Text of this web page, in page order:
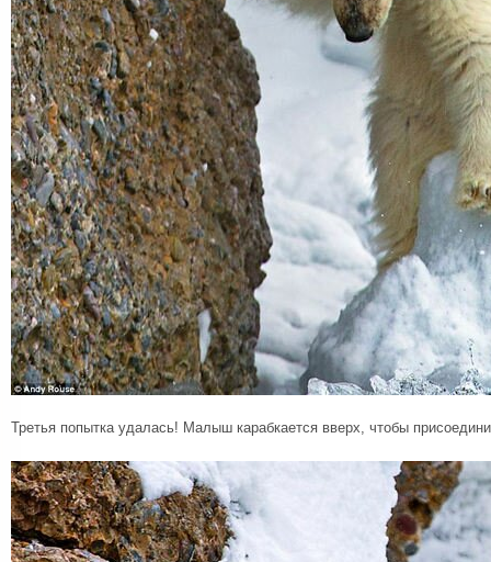
Третья попытка удалась! Малыш карабкается вверх, чтобы